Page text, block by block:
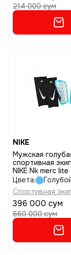
214 000 сум
NIKE
Мужская
спортивная
NIKE Nk merc
размер m
Цвета:
Спортивная
396 000 сум
660 000 сум